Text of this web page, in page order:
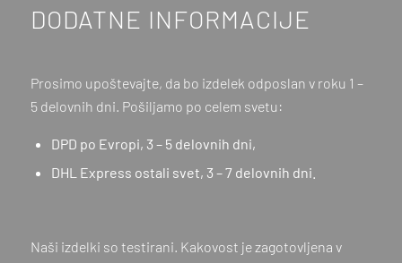
DODATNE INFORMACIJE
Prosimo upoštevajte, da bo izdelek odposlan v roku 1 –
5 delovnih dni. Pošiljamo po celem svetu:
DPD po Evropi, 3 – 5 delovnih dni,
DHL Express ostali svet, 3 – 7 delovnih dni.
Naši izdelki so testirani. Kakovost je zagotovljena v